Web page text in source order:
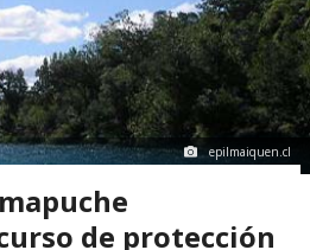
epilmaiquen.cl
de protección